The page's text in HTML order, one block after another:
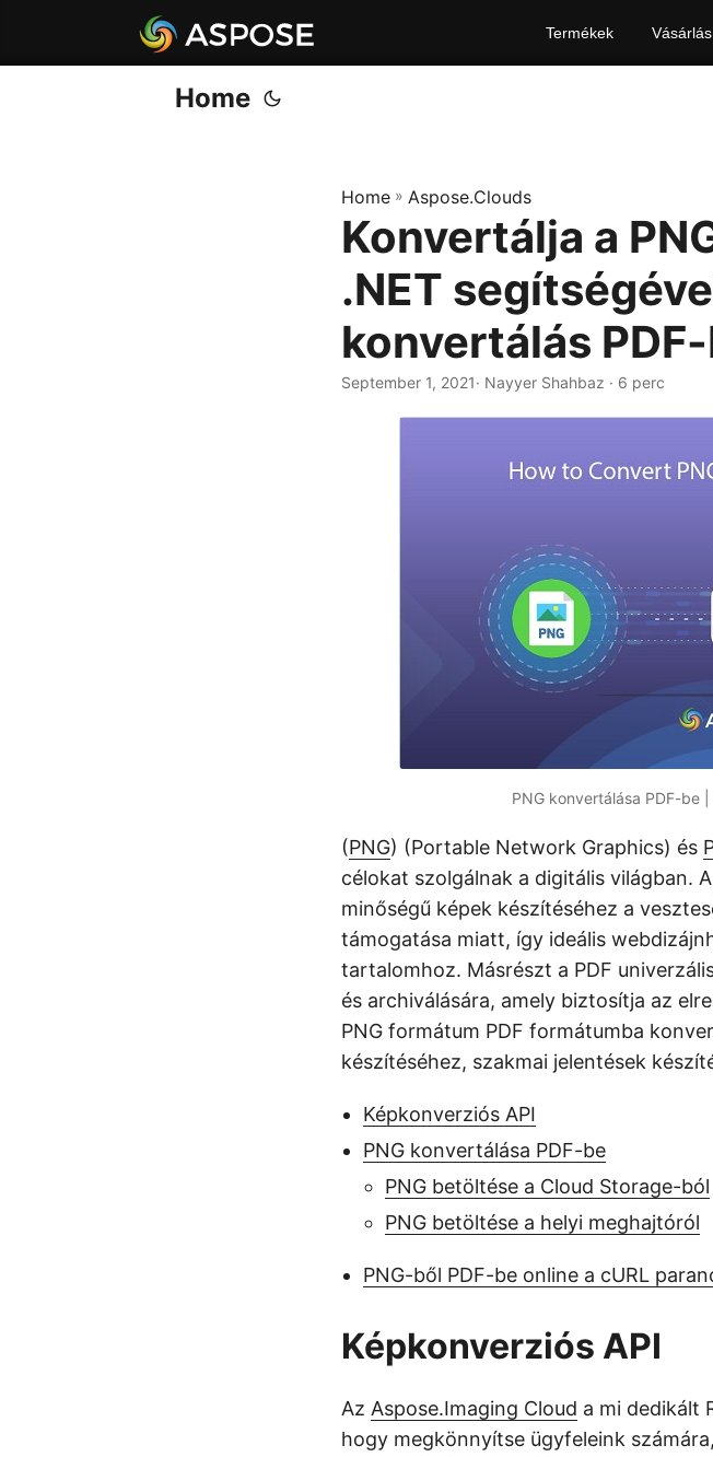
Termékek Vásárlás
Home
Home » Aspose.Clouds
Konvertálja a
.NET
konvertálás
September 1, 2021· Nayyer Shahbaz · 6 perc
PNG konvertálása PDF-be
(PNG) (Portable Network Graphics) és
célokat szolgálnak a digitális világban.
minőségű képek készítéséhez a
támogatása miatt, így ideális
tartalomhoz. Másrészt a PDF
és archiválására, amely biztosítja az
PNG formátum PDF formátumba
készítéséhez, szakmai jelentések
Képkonverziós API
PNG konvertálása PDF-be
PNG betöltése a Cloud Storage-ból
PNG betöltése a helyi meghajtóról
PNG-ből PDF-be online a cURL
Képkonverziós API
Az Aspose.Imaging Cloud a mi dedikált
hogy megkönnyítse ügyfeleink